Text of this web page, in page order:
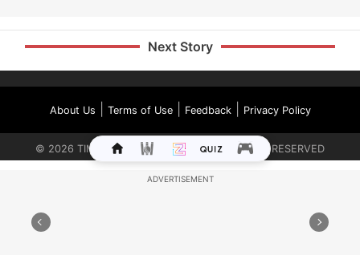
Next Story
About Us Terms of Use| Feedback| Privacy Policy
© 2026 TIMES INTERNET LIMITED. ALL RIGHTS RESERVED